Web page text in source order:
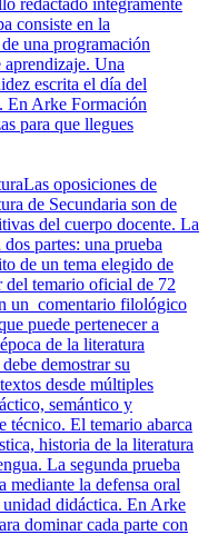
redactado íntegramente
consiste en la
una programación
Una
escrita el día del
En Arke Formación
para que llegues
Las oposiciones de
de Secundaria son de
del cuerpo docente. La
partes: una prueba
de un tema elegido de
del temario oficial de 72
un comentario filológico
puede pertenecer a
de la literatura
demostrar su
desde múltiples
semántico y
técnico. El temario abarca
historia de la literatura
La segunda prueba
mediante la defensa oral
didáctica. En Arke
dominar cada parte con